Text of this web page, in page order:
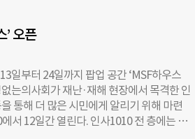
영 개혁신당 의원 등 총 29명에 달한다. ◇
럼은 국제기구, 시민사회, 기업 등 다양한
유엔난민기구(UNHCR)·유엔세
협력한다. 시민사회에서는 국경없는의사
발전대안 피다 인터내셔널·세이브더칠드
-하트 인터내셔널·희망친구 기아대책이
계적으로 수집하기 시작한 2006년 이후로
르 세이브더칠드런 수단 사무소장은 보
지난 1년간 수단에서 심각한 폭력이 자행
프로젝트가 분석한 자료에 따르면, 수
주하고 있다. 총격, 폭격, 공습 등 폭력에
중 절반이 넘는 1400만명은 긴급한 인도
만명은 강제로 집을 떠나 피난민이 됐으
’ 오픈
일부터 24일까지 팝업 공간 ‘MSF하우스
는의사회가 재난·재해 현장에서 목격한 인
통해 더 많은 시민에게 알리기 위해 마련
서 12일간 열린다. 인사1010 전 층에는 최